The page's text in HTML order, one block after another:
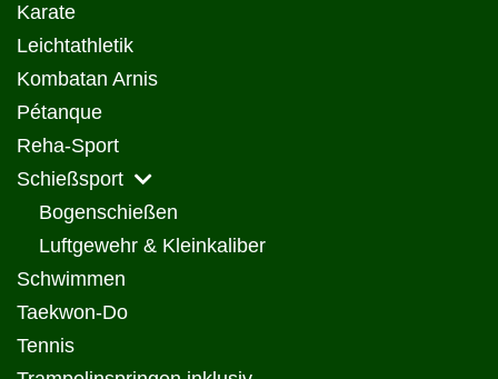
Karate
Leichtathletik
Kombatan Arnis
Pétanque
Reha-Sport
Schießsport
Bogenschießen
Luftgewehr & Kleinkaliber
Schwimmen
Taekwon-Do
Tennis